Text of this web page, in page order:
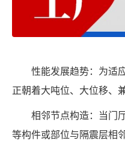
性能发展趋势：为适
正朝着大吨位、大位移、
相邻节点构造：当门
等构件或部位与隔震层相